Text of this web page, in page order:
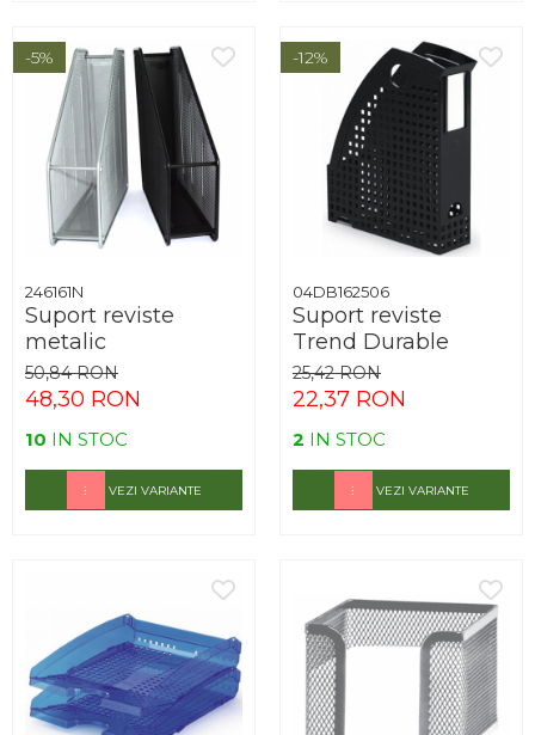
-5%
246161N
Suport reviste
metalic
50,84 RON
48,30 RON
10 IN STOC
VEZI VARIANTE
-12%
04DB162506
Suport reviste
Trend Durable
25,42 RON
22,37 RON
2 IN STOC
VEZI VARIANTE